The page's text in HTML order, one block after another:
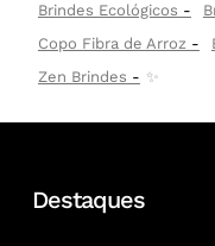
Brindes Ecológicos
Copo Fibra de Arroz
Zen Brindes
✨
Destaques